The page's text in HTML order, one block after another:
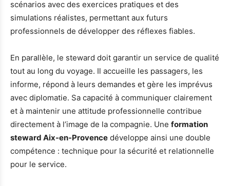
scénarios avec des exercices pratiques et des
simulations réalistes, permettant aux futurs
professionnels de développer des réflexes fiables.
En parallèle, le steward doit garantir un service de qualité
tout au long du voyage. Il accueille les passagers, les
informe, répond à leurs demandes et gère les imprévus
avec diplomatie. Sa capacité à communiquer clairement
et à maintenir une attitude professionnelle contribue
directement à l’image de la compagnie. Une formation
steward Aix-en-Provence développe ainsi une double
compétence : technique pour la sécurité et relationnelle
pour le service.